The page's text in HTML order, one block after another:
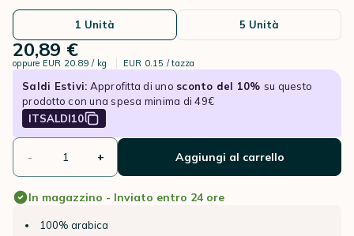
1 Unità 5 Unità
20,89 €
oppure EUR 20.89 / kg EUR 0.15 / tazza
Saldi Estivi: Approfitta di uno sconto del 10% su questo
prodotto con una spesa minima di 49€
ITSALDI10
- + Aggiungi al carrello
In magazzino - Inviato entro 24 ore
100% arabica